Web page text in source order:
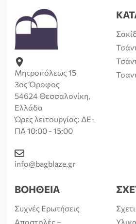
Μητροπόλεως 15
3ος Όροφος
54624 Θεσσαλονίκη,
Ελλάδα
Ώρες λειτουργίας: ΔΕ-
ΠΑ 10:00 - 15:00
info@bagblaze.gr
ΒΟΗΘΕΙΑ
Συχνές Ερωτήσεις
Αποστολές –